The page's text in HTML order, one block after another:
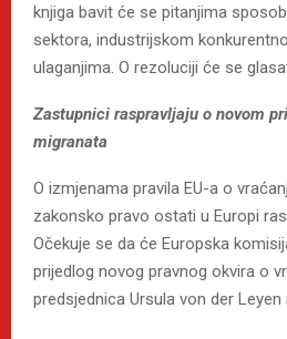
knjiga bavit će se pitanjima
sektora, industrijskom
ulaganjima. O rezoluciji će se
Zastupnici raspravljaju o novom
migranata
O izmjenama pravila EU-a o
zakonsko pravo ostati u Europi
Očekuje se da će Europska
prijedlog novog pravnog okvira o
predsjednica Ursula von der Leyen